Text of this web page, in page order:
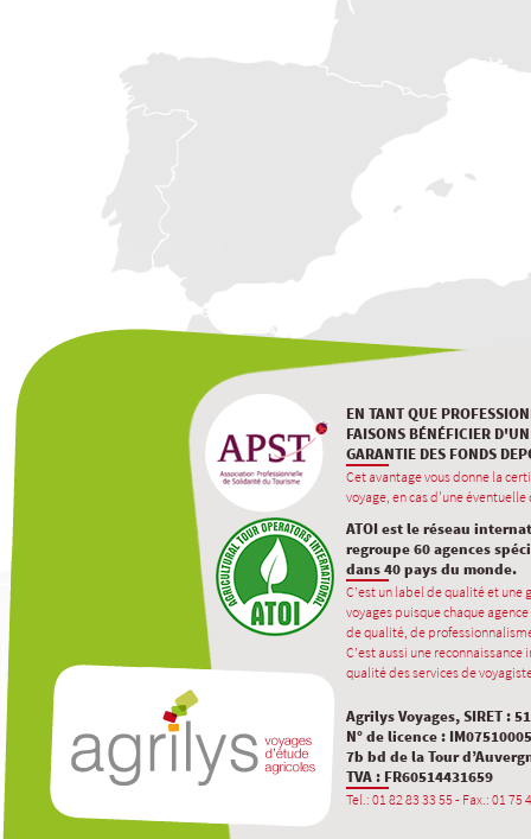
EN TANT QUE
FAISONS BÉNÉFICIER
GARANTIE DES FONDS
Cet avantage vous donne la
voyage, en cas d'une
ATOI est le réseau
regroupe 60 agences
dans 40 pays du monde.
C’est un label de qualité et
voyages puisque chaque
de qualité, de
C’est aussi une
qualité des services de
Agrilys Voyages, SIRET :
N° de licence :
7b bd de la Tour
TVA : FR60514431659
Tel.: 01 82 83 33 55 - Fax.: 01 75